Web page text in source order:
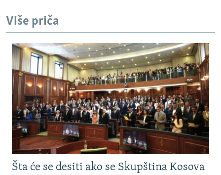
Više priča
Šta će se desiti ako se Skupština Kosova